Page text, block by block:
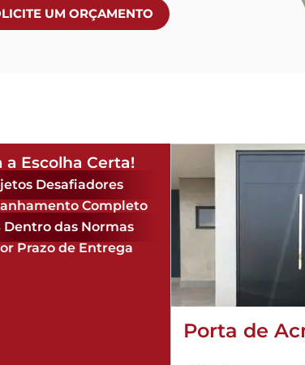
UM ORÇAMENTO
a Escolha Certa!
Desafiadores
Completo
Dentro das Normas
Prazo de Entrega
Porta de